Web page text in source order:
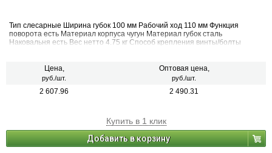
Тип слесарные Ширина губок 100 мм Рабочий ход 110 мм Функция
поворота есть Материал корпуса чугун Материал губок сталь
Наковальня есть Вес нетто 4.75 кг Способ крепления винты/болты
Цена,
руб./шт.
Оптовая цена,
руб./шт.
2 607.96 2 490.31
Купить в 1 клик
Добавить в корзину